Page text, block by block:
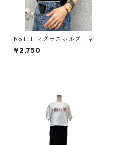
No.LLL マグラスホルダーネッ
クレス
¥2,750